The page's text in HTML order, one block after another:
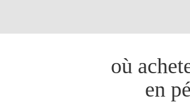
où
en